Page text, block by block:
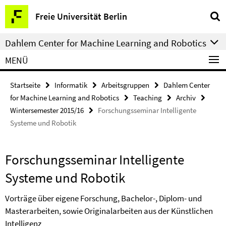
Springe
direkt
zu
Inhalt
Freie Universität Berlin
Service-
Navigation
Dahlem Center for Machine Learning and Robotics
MENÜ
Startseite Informatik Arbeitsgruppen
Dahlem Center
for Machine Learning and Robotics
Teaching
Archiv
Wintersemester 2015/16
Forschungsseminar Intelligente
Systeme und Robotik
Forschungsseminar Intelligente
Systeme und Robotik
Vorträge über eigene Forschung, Bachelor-, Diplom- und
Masterarbeiten, sowie Originalarbeiten aus der Künstlichen
Intelligenz